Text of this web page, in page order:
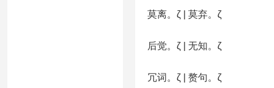
莫离。ζ | 莫弃。ζ
后觉。ζ | 无知。ζ
冗词。ζ | 赘句。ζ